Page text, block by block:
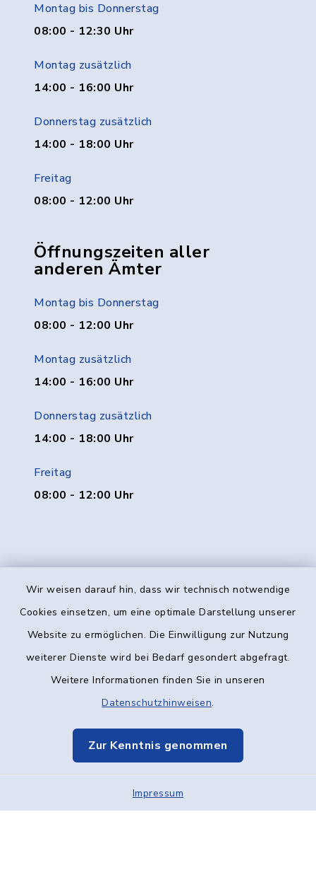
Wir weisen darauf hin, dass wir technisch notwendige
Cookies einsetzen, um eine optimale Darstellung unserer
Website zu ermöglichen. Die Einwilligung zur Nutzung
weiterer Dienste wird bei Bedarf gesondert abgefragt.
Weitere Informationen finden Sie in unseren
Datenschutzhinweisen.
Zur Kenntnis genommen
Impressum
Montag bis Donnerstag
08:00 - 12:30 Uhr
Montag zusätzlich
14:00 - 16:00 Uhr
Donnerstag zusätzlich
14:00 - 18:00 Uhr
Freitag
08:00 - 12:00 Uhr
Öffnungszeiten aller
anderen Ämter
Montag bis Donnerstag
08:00 - 12:00 Uhr
Montag zusätzlich
14:00 - 16:00 Uhr
Donnerstag zusätzlich
14:00 - 18:00 Uhr
Freitag
08:00 - 12:00 Uhr
Kontakt
Datenschutz
Elektronische Kommunikation
Sitemap